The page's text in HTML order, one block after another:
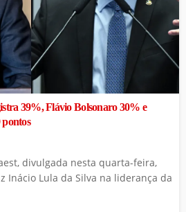
39%, Flávio Bolsonaro 30% e
pontos
divulgada nesta quarta-feira,
Inácio Lula da Silva na liderança da